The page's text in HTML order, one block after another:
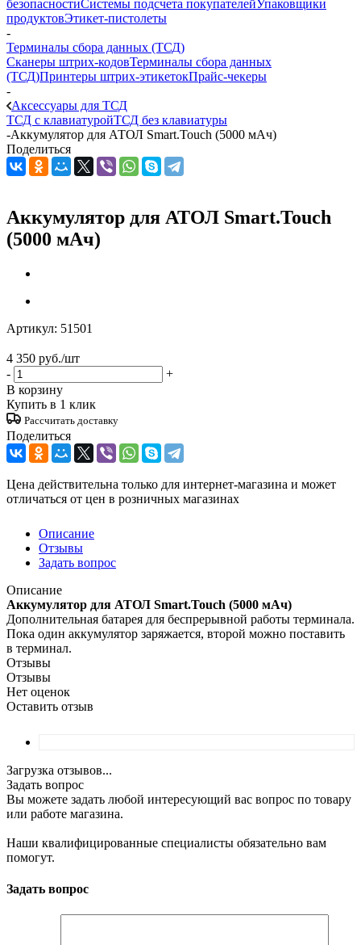
безопасностиСистемы подсчета покупателейУпаковщики
продуктовЭтикет-пистолеты
-
Терминалы сбора данных (ТСД)
Сканеры штрих-кодовТерминалы сбора данных
(ТСД)Принтеры штрих-этикетокПрайс-чекеры
-
Аксессуары для ТСД
ТСД с клавиатуройТСД без клавиатуры
-Аккумулятор для АТОЛ Smart.Touch (5000 мАч)
Поделиться
Аккумулятор для АТОЛ Smart.Touch
(5000 мАч)
Артикул: 51501
4 350 руб./шт
-
+
В корзину
Купить в 1 клик
Рассчитать доставку
Поделиться
Цена действительна только для интернет-магазина и может
отличаться от цен в розничных магазинах
Описание
Отзывы
Задать вопрос
Описание
Аккумулятор для АТОЛ Smart.Touch (5000 мАч)
Дополнительная батарея для беспрерывной работы терминала.
Пока один аккумулятор заряжается, второй можно поставить
в терминал.
Отзывы
Отзывы
Нет оценок
Оставить отзыв
Загрузка отзывов...
Задать вопрос
Вы можете задать любой интересующий вас вопрос по товару
или работе магазина.
Наши квалифицированные специалисты обязательно вам
помогут.
Задать вопрос